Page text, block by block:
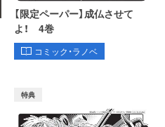
【限定ペーパー】成仏させて
よ！ 4巻
コミック・ラノベ
特典